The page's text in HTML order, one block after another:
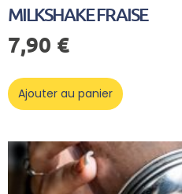
MILKSHAKE FRAISE
7,90 €
Ajouter au panier